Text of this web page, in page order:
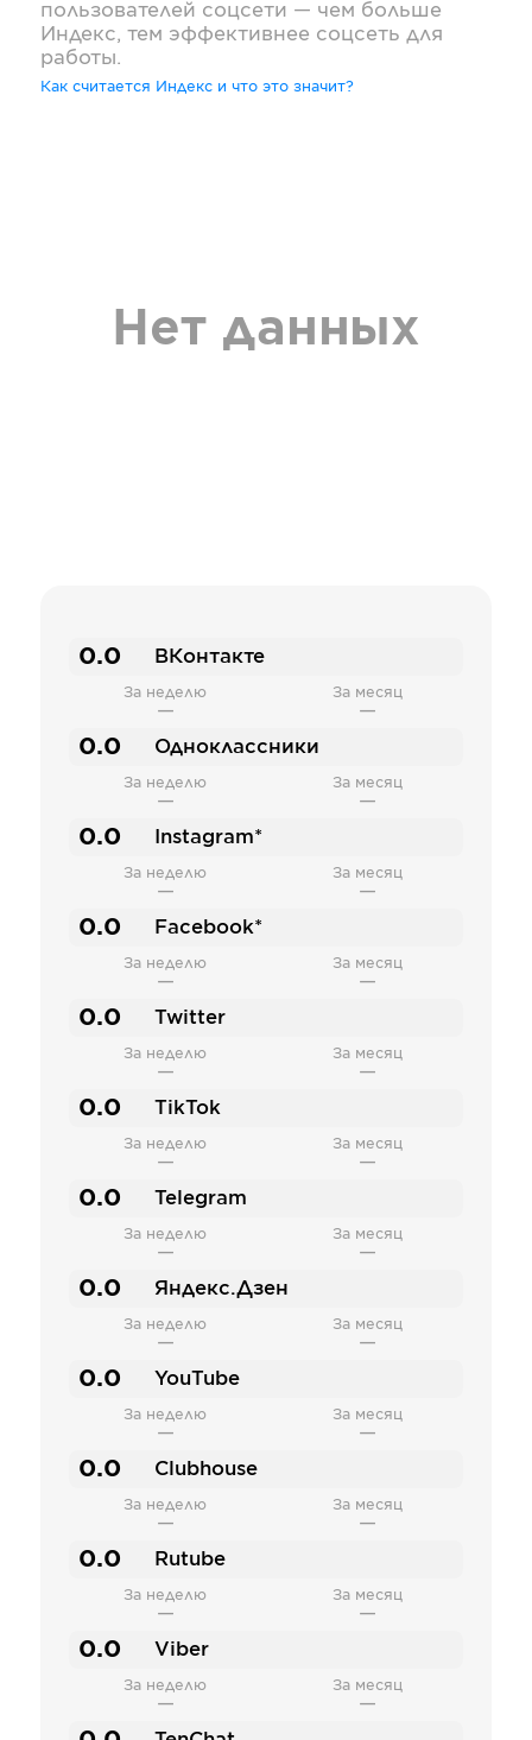
пользователей соцсети — чем больше
Индекс, тем эффективнее соцсеть для
работы.
Как считается Индекс и что это значит?
Нет данных
0.0 ВКонтакте
За неделю
—
За месяц
—
0.0 Одноклассники
За неделю
—
За месяц
—
0.0 Instagram*
За неделю
—
За месяц
—
0.0 Facebook*
За неделю
—
За месяц
—
0.0 Twitter
За неделю
—
За месяц
—
0.0 TikTok
За неделю
—
За месяц
—
0.0 Telegram
За неделю
—
За месяц
—
0.0 Яндекс.Дзен
За неделю
—
За месяц
—
0.0 YouTube
За неделю
—
За месяц
—
0.0 Clubhouse
За неделю
—
За месяц
—
0.0 Rutube
За неделю
—
За месяц
—
0.0 Viber
За неделю
—
За месяц
—